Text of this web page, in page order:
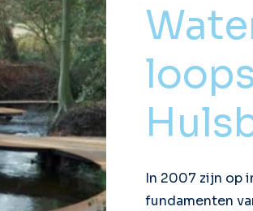
In 2007 zijn op
fundamenten